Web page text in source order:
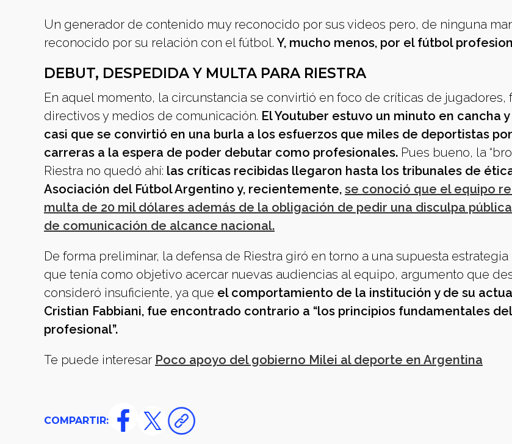
Un generador de contenido muy reconocido por sus videos pero, de ninguna
reconocido por su relación con el fútbol. Y, mucho menos, por el fútbol
DEBUT, DESPEDIDA Y MULTA PARA RIESTRA
En aquel momento, la circunstancia se convirtió en foco de críticas de jugadores,
directivos y medios de comunicación. El Youtuber estuvo un minuto en cancha
casi que se convirtió en una burla a los esfuerzos que miles de deportistas
carreras a la espera de poder debutar como profesionales. Pues bueno, la
Riestra no quedó ahí: las críticas recibidas llegaron hasta los tribunales de
Asociación del Fútbol Argentino y, recientemente, se conoció que el equipo
multa de 20 mil dólares además de la obligación de pedir una disculpa
de comunicación de alcance nacional.
De forma preliminar, la defensa de Riestra giró en torno a una supuesta
que tenía como objetivo acercar nuevas audiencias al equipo, argumento que
consideró insuficiente, ya que el comportamiento de la institución y de su
Cristian Fabbiani, fue encontrado contrario a “los principios fundamentales
profesional”.
Te puede interesar Poco apoyo del gobierno Milei al deporte en Argentina
COMPARTIR: